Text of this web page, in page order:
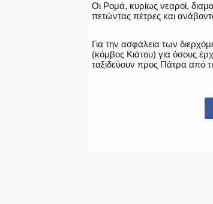
Οι Ρομά, κυρίως νεαροί,
πετώντας πέτρες και
Για την ασφάλεια των
(κόμβος Κιάτου) για όσους
ταξιδεύουν προς Πάτρα από